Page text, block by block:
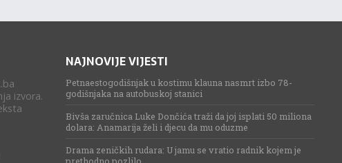
izvora.
NAJNOVIJE VIJESTI
Petnaestogodišnjak u kostimu klauna nasmrt izbo 78-
godišnjaka na autobuskoj stanici
Bivša zaručnica Luke Dončića traži da joj isplati 50 miliona
dolara: Anamarija želi i djecu da mu oduzme
Drama zeničkih rudara: U jamu se vratio radnik kojem je